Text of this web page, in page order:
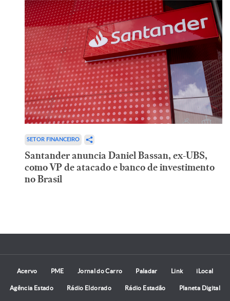
SETOR FINANCEIRO
Santander anuncia Daniel Bassan, ex-UBS,
como VP de atacado e banco de investimento
no Brasil
Acervo PME Jornal do Carro Paladar Link iLocal
Agência Estado Rádio Eldorado Rádio Estadão Planeta Digital